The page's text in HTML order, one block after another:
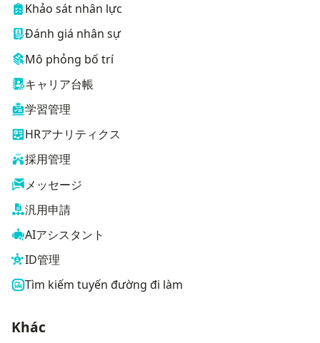
Khảo sát nhân lực
Đánh giá nhân sự
Mô phỏng bố trí
キャリア台帳
学習管理
HRアナリティクス
採用管理
メッセージ
汎用申請
AIアシスタント
ID管理
Tìm kiếm tuyến đường đi làm
Khác